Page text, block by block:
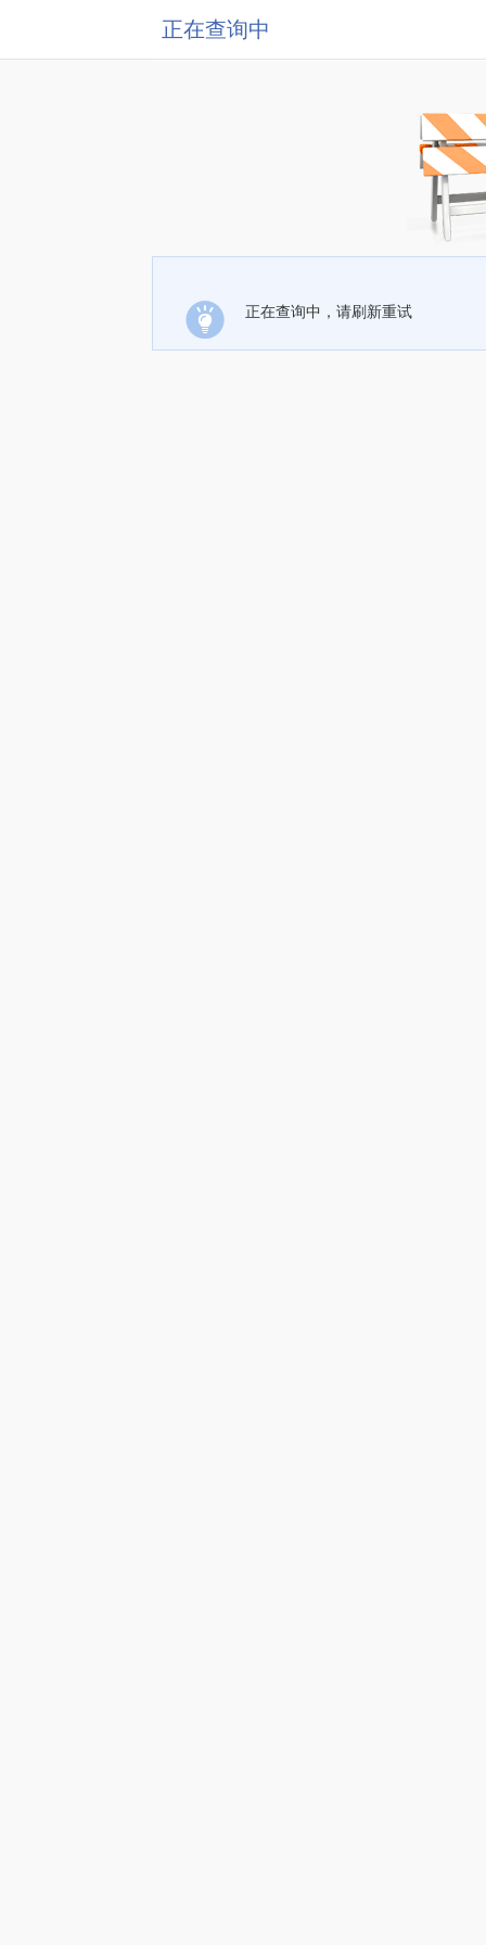
正在查询中
正在查询中，请刷新重试